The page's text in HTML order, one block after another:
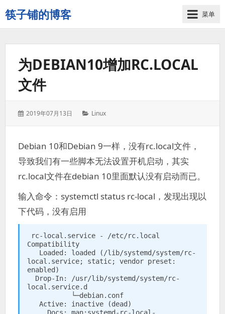
筷子铺的博客
记
录
菜单
为DEBIAN10增加RC.LOCAL
文件
发
2019年07月13日
分
Linux
Debian 10和Debian 9一样，没有rc.local文件，
导致我们有一些脚本无法设置开机启动，其实
rc.local文件在debian 10里面默认没有启动而已。
输入命令：systemctl status rc-local，发现出现以
下代码，没有启用
Compatibility
local.service; static; vendor preset:
enabled)
local.service.d